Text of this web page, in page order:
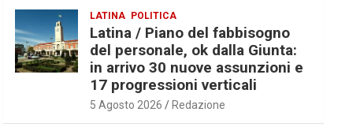
LATINA POLITICA
Latina / Piano del fabbisogno
del personale, ok dalla Giunta:
in arrivo 30 nuove assunzioni e
17 progressioni verticali
5 Agosto 2026 Redazione